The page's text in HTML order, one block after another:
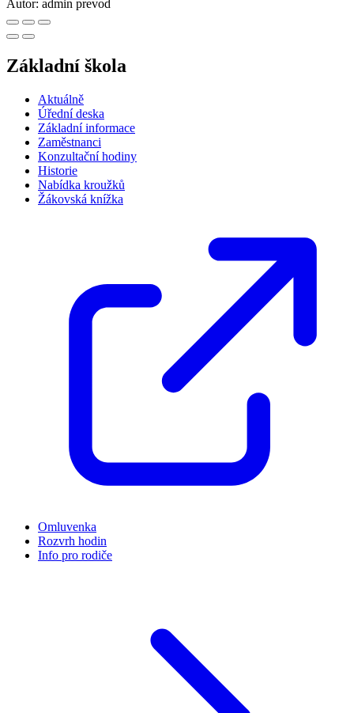
Autor: admin prevod
Základní škola
Aktuálně
Úřední deska
Základní informace
Zaměstnanci
Konzultační hodiny
Historie
Nabídka kroužků
Žákovská knížka
Omluvenka
Rozvrh hodin
Info pro rodiče